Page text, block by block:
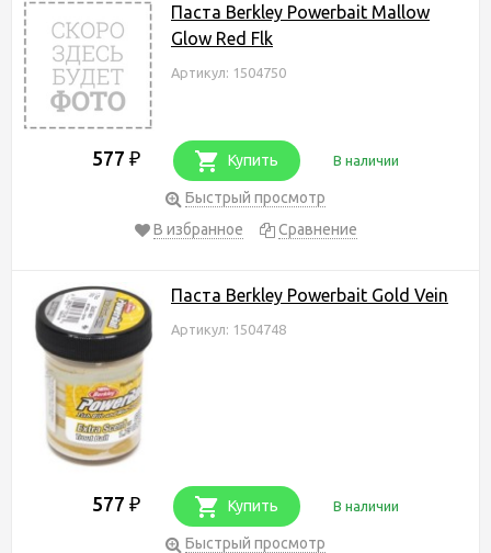
Паста Berkley Powerbait Mallow
Glow Red Flk
Артикул: 1504750
577 ₽ Купить В наличии
Быстрый просмотр
В избранное
Сравнение
Паста Berkley Powerbait Gold Vein
Артикул: 1504748
577 ₽ Купить В наличии
Быстрый просмотр